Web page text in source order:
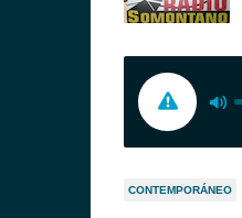
CONTEMPORÁNEO